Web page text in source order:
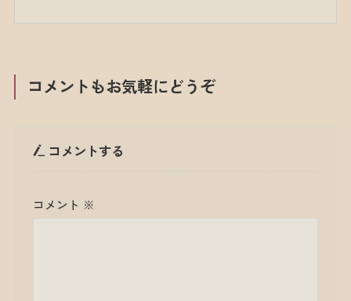
コメントもお気軽にどうぞ
コメントする
コメント ※